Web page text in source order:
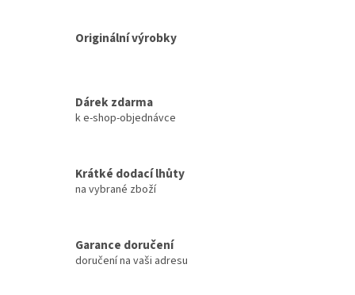
p
s
u
Originální výrobky
Dárek zdarma
k e-shop-objednávce
Krátké dodací lhůty
na vybrané zboží
Garance doručení
doručení na vaši adresu